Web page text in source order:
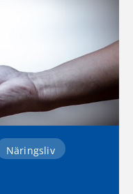
Näringsliv